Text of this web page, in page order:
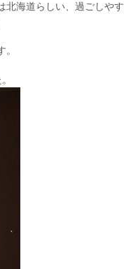
北海道らしい、過ごしやす